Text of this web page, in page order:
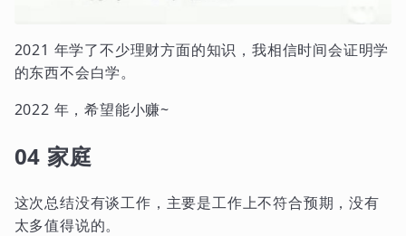
2021 年学了不少理财方面的知识，我相信时间会证明学
的东西不会白学。
2022 年，希望能小赚~
04 家庭
这次总结没有谈工作，主要是工作上不符合预期，没有
太多值得说的。